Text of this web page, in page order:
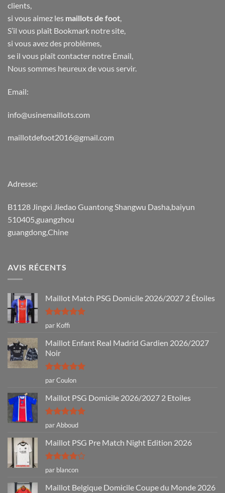
clients,
si vous aimez les maillots de foot,
S’il vous plaît Bookmark notre site,
si vous avez des problèmes,
se il vous plaît contacter notre Email,
Nous sommes heureux de vous servir.
Email:
info@usinemaillots.com
maillotdefoot2016@gmail.com
Adresse:
B1128 Jingxi Jiedao Guantong Shangwu Dasha,baiyun
510405,guangzhou
guangdong,Chine
AVIS RÉCENTS
Maillot Match PSG Domicile 2026/2027 2 Étoiles
Note5sur
5
par Koffi
Maillot Enfant Real Madrid Gardien 2026/2027
Noir
Note5sur
5
par Coulon
Maillot PSG Domicile 2026/2027 2 Etoiles
Note5sur
5
par Abboud
Maillot PSG Pre Match Night Edition 2026
Note4
sur 5
par blancon
Maillot Belgique Domicile Coupe du Monde 2026